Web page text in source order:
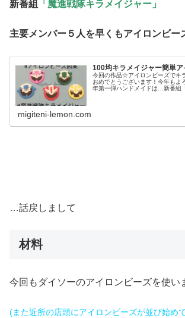
新番組 「魔進戦隊キラメイジャー」
主要メンバー５人を早くもアイロンビー
100均キラメイジャー簡単
今回の作品☆アイロンビーズでキ
おめでとうございます！今年もよ
年第一弾ハンドメイドは…新番組
migiteni-lemon.com
…話戻しまして
材料
今回もダイソーのアイロンビーズを使い
(また近所の店頭にアイロンビーズが並び始め